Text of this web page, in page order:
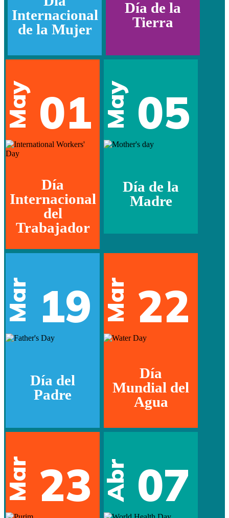
Internacional
de la Mujer
Día de la
Tierra
May 01
Día
Internacional
del
Trabajador
May 05
Día de la
Madre
Mar 19
Día del
Padre
Mar 22
Día
Mundial del
Agua
Mar 23 Abr 07